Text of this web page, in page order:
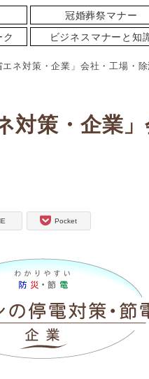
冠婚葬祭マナー
ビジネスマナーと知
エネ対策・企業」会社・工場・
対策・企業
Pocket